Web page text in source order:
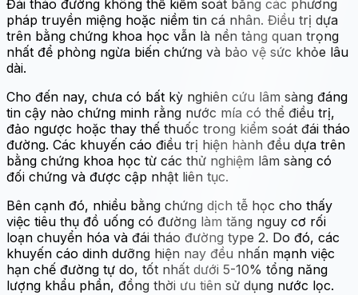
Đái tháo đường không thể kiểm soát bằng các phương
pháp truyền miệng hoặc niềm tin cá nhân. Điều trị dựa
trên bằng chứng khoa học vẫn là nền tảng quan trọng
nhất để phòng ngừa biến chứng và bảo vệ sức khỏe lâu
dài.
Cho đến nay, chưa có bất kỳ nghiên cứu lâm sàng đáng
tin cậy nào chứng minh rằng nước mía có thể điều trị,
đảo ngược hoặc thay thế thuốc trong kiểm soát đái tháo
đường. Các khuyến cáo điều trị hiện hành đều dựa trên
bằng chứng khoa học từ các thử nghiệm lâm sàng có
đối chứng và được cập nhật liên tục.
Bên cạnh đó, nhiều bằng chứng dịch tễ học cho thấy
việc tiêu thụ đồ uống có đường làm tăng nguy cơ rối
loạn chuyển hóa và đái tháo đường type 2. Do đó, các
khuyến cáo dinh dưỡng hiện nay đều nhấn mạnh việc
hạn chế đường tự do, tốt nhất dưới 5-10% tổng năng
lượng khẩu phần, đồng thời ưu tiên sử dụng nước lọc.